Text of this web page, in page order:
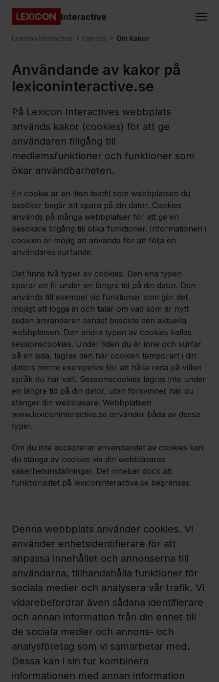
Gå direkt till huvudinnehållet
Lexicon
Interactive
Lexicon Interactive Om oss Om kakor
Användande av kakor på
lexiconinteractive.se
På Lexicon Interactives webbplats
används kakor (cookies) för att ge
användaren tillgång till
medlemsfunktioner och funktioner som
ökar användbarheten.
En cookie är en liten textfil som webbplatsen du
besöker begär att spara på din dator. Cookies
används på många webbplatser för att ge en
besökare tillgång till olika funktioner. Informationen i
cookien är möjlig att använda för att följa en
användares surfande.
Det finns två typer av cookies. Den ena typen
sparar en fil under en längre tid på din dator. Den
används till exempel vid funktioner som gör det
möjligt att logga in och talar om vad som är nytt
sedan användaren senast besökte den aktuella
webbplatsen. Den andra typen av cookies kallas
sessionscookies. Under tiden du är inne och surfar
på en sida, lagras den här cookien temporärt i din
dators minne exempelvis för att hålla reda på vilket
språk du har valt. Sessionscookies lagras inte under
en längre tid på din dator, utan försvinner när du
stänger din webbläsare. Webbplatsen
www.lexiconinteractive.se använder båda av dessa
typer.
Om du inte accepterar användandet av cookies kan
du stänga av cookies via din webbläsares
säkerhetsinställningar. Det innebär dock att
funktionalitet på lexiconinteractive.se begränsas.
Denna webbplats använder cookies. Vi
använder enhetsidentifierare för att
anpassa innehållet och annonserna till
användarna, tillhandahålla funktioner för
sociala medier och analysera vår trafik. Vi
vidarebefordrar även sådana identifierare
och annan information från din enhet till
de sociala medier och annons- och
analysföretag som vi samarbetar med.
Dessa kan i sin tur kombinera
informationen med annan information